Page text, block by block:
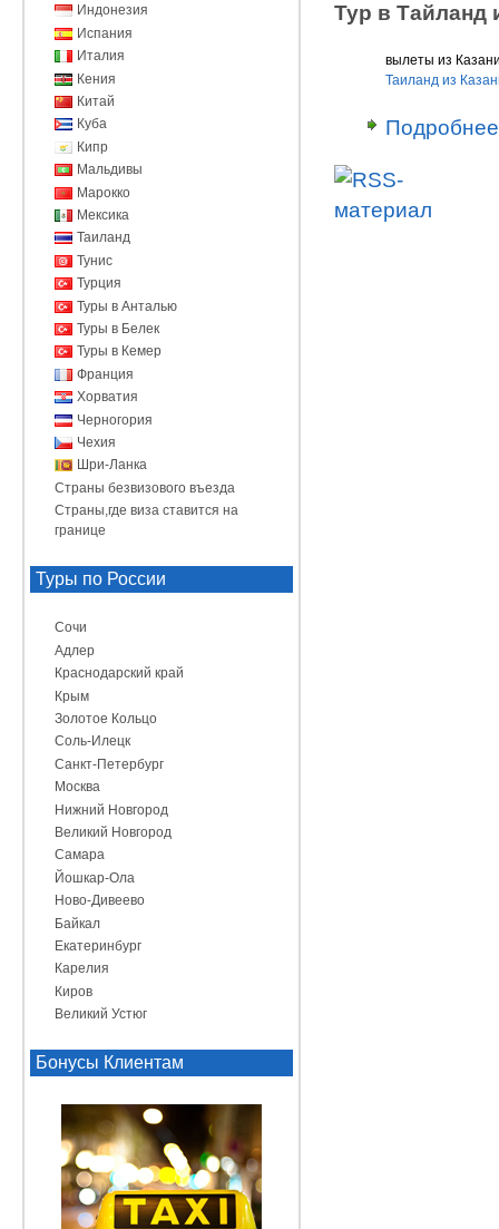
Тур в Тайланд
вылеты из
Таиланд из
Подробнее
Индонезия
Испания
Италия
Кения
Китай
Куба
Кипр
Мальдивы
Марокко
Мексика
Таиланд
Тунис
Турция
Туры в Анталью
Туры в Белек
Туры в Кемер
Франция
Хорватия
Черногория
Чехия
Шри-Ланка
Страны безвизового въезда
Страны,где виза ставится на
границе
Туры по России
Сочи
Адлер
Краснодарский край
Крым
Золотое Кольцо
Соль-Илецк
Санкт-Петербург
Москва
Нижний Новгород
Великий Новгород
Самара
Йошкар-Ола
Ново-Дивеево
Байкал
Екатеринбург
Карелия
Киров
Великий Устюг
Бонусы Клиентам